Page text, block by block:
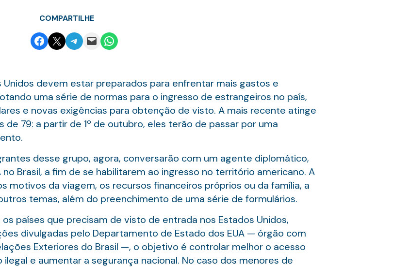
COMPARTILHE
Share on Facebook
Email this PageShare on Telegram
Email this PageShare on WhatsApp
devem estar preparados para enfrentar mais gastos e
uma série de normas para o ingresso de estrangeiros no país,
e novas exigências para obtenção de visto. A mais recente atinge
79: a partir de 1º de outubro, eles terão de passar por uma
desse grupo, agora, conversarão com um agente diplomático,
Brasil, a fim de se habilitarem ao ingresso no território americano. A
motivos da viagem, os recursos financeiros próprios ou da família, a
temas, além do preenchimento de uma série de formulários.
países que precisam de visto de entrada nos Estados Unidos,
divulgadas pelo Departamento de Estado dos EUA — órgão com
Exteriores do Brasil —, o objetivo é controlar melhor o acesso
e aumentar a segurança nacional. No caso dos menores de